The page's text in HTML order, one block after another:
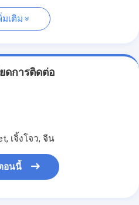
มเติม
ดการติดต่อ
เจิ้งโจว, จีน
อนนี้